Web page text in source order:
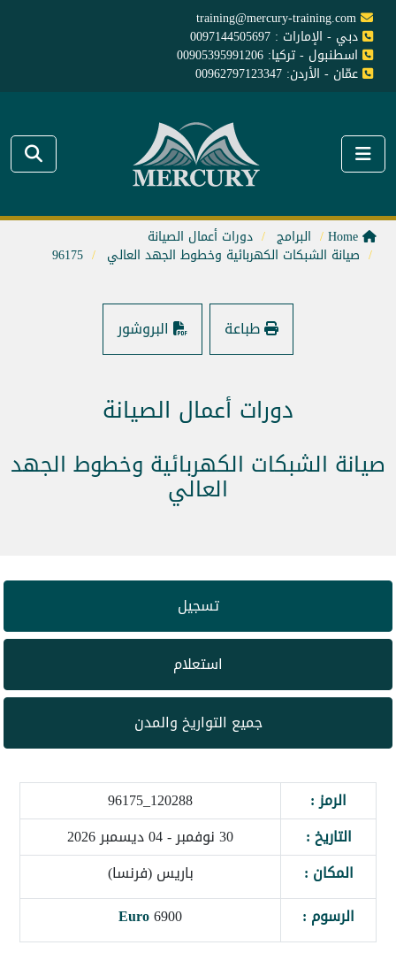
training@mercury-training.com
دبي - الإمارات : 0097144505697
اسطنبول - تركيا: 00905395991206
عمّان - الأردن: 00962797123347
البرامج دورات أعمال الصيانة
صيانة الشبكات الكهربائية وخطوط الجهد العالي 96175
طباعة البروشور
دورات أعمال الصيانة
صيانة الشبكات الكهربائية وخطوط الجهد
العالي
تسجيل
استعلام
جميع التواريخ والمدن
الرمز :
120288_96175
التاريخ :
30 نوفمبر - 04 ديسمبر 2026
المكان :
باريس (فرنسا)
الرسوم :
6900
Euro